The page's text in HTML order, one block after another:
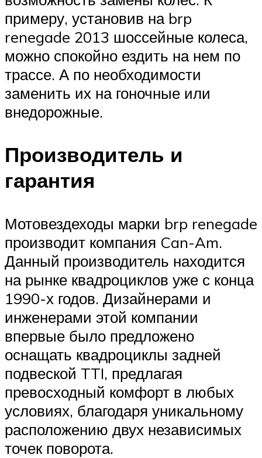
примеру, установив на brp
renegade 2013 шоссейные колеса,
можно спокойно ездить на нем по
трассе. А по необходимости
заменить их на гоночные или
внедорожные.
Производитель и
гарантия
Мотовездеходы марки brp renegade
производит компания Can-Am.
Данный производитель находится
на рынке квадроциклов уже с конца
1990-х годов. Дизайнерами и
инженерами этой компании
впервые было предложено
оснащать квадроциклы задней
подвеской TTI, предлагая
превосходный комфорт в любых
условиях, благодаря уникальному
расположению двух независимых
точек поворота.